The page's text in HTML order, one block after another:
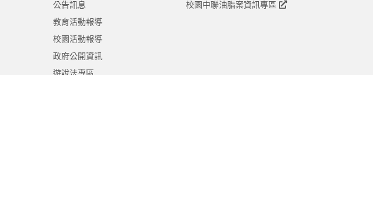
公告訊息
教育活動報導
校園活動報導
政府公開資訊
遊說法專區
校園中聯油脂案資訊專區